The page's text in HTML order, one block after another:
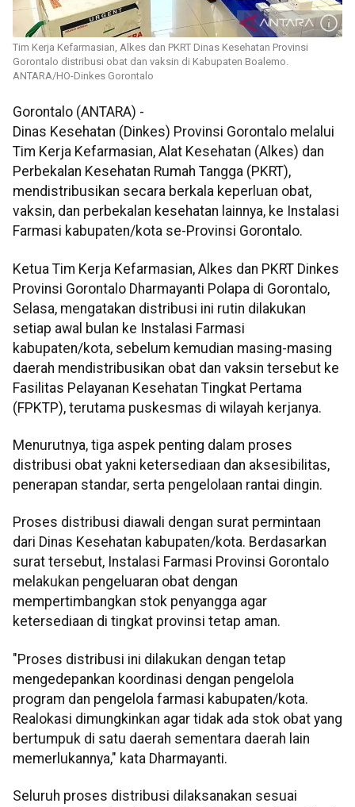
Tim Kerja Kefarmasian, Alkes dan PKRT Dinas Kesehatan Provinsi
Gorontalo distribusi obat dan vaksin di Kabupaten Boalemo.
ANTARA/HO-Dinkes Gorontalo
Gorontalo (ANTARA) -
Dinas Kesehatan (Dinkes) Provinsi Gorontalo melalui
Tim Kerja Kefarmasian, Alat Kesehatan (Alkes) dan
Perbekalan Kesehatan Rumah Tangga (PKRT),
mendistribusikan secara berkala keperluan obat,
vaksin, dan perbekalan kesehatan lainnya, ke Instalasi
Farmasi kabupaten/kota se-Provinsi Gorontalo.
Ketua Tim Kerja Kefarmasian, Alkes dan PKRT Dinkes
Provinsi Gorontalo Dharmayanti Polapa di Gorontalo,
Selasa, mengatakan distribusi ini rutin dilakukan
setiap awal bulan ke Instalasi Farmasi
kabupaten/kota, sebelum kemudian masing-masing
daerah mendistribusikan obat dan vaksin tersebut ke
Fasilitas Pelayanan Kesehatan Tingkat Pertama
(FPKTP), terutama puskesmas di wilayah kerjanya.
Menurutnya, tiga aspek penting dalam proses
distribusi obat yakni ketersediaan dan aksesibilitas,
penerapan standar, serta pengelolaan rantai dingin.
Proses distribusi diawali dengan surat permintaan
dari Dinas Kesehatan kabupaten/kota. Berdasarkan
surat tersebut, Instalasi Farmasi Provinsi Gorontalo
melakukan pengeluaran obat dengan
mempertimbangkan stok penyangga agar
ketersediaan di tingkat provinsi tetap aman.
"Proses distribusi ini dilakukan dengan tetap
mengedepankan koordinasi dengan pengelola
program dan pengelola farmasi kabupaten/kota.
Realokasi dimungkinkan agar tidak ada stok obat yang
bertumpuk di satu daerah sementara daerah lain
memerlukannya," kata Dharmayanti.
Seluruh proses distribusi dilaksanakan sesuai